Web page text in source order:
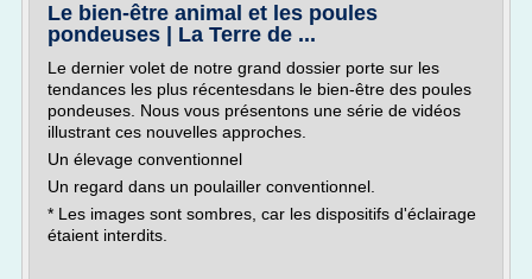
Le bien-être animal et les poules
pondeuses | La Terre de ...
Le dernier volet de notre grand dossier porte sur les
tendances les plus récentesdans le bien-être des poules
pondeuses. Nous vous présentons une série de vidéos
illustrant ces nouvelles approches.
Un élevage conventionnel
Un regard dans un poulailler conventionnel.
* Les images sont sombres, car les dispositifs d'éclairage
étaient interdits.